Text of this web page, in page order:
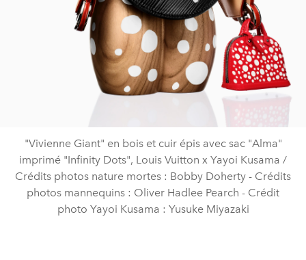
"Vivienne Giant" en bois et cuir épis avec sac "Alma"
imprimé "Infinity Dots", Louis Vuitton x Yayoi Kusama /
Crédits photos nature mortes : Bobby Doherty - Crédits
photos mannequins : Oliver Hadlee Pearch - Crédit
photo Yayoi Kusama : Yusuke Miyazaki